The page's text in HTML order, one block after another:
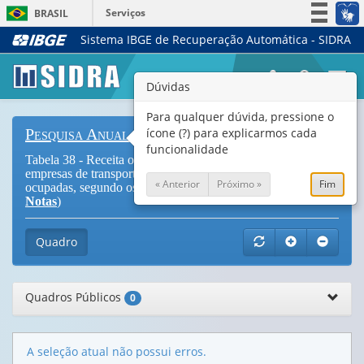
BRASIL
Serviços
Simplifique!
Legislação
Canais
Sistema IBGE de Recuperação Automática - SIDRA
Pesquisa Anual de Serviços
Tabela 38 - Receita operacional líquida e subvenções das
empresas de transporte aéreo com 20 ou mais pessoas
ocupadas, segundo os produtos/serviços prestados (
Notas)
Quadro
Quadros Públicos 0
A seleção atual não possui erros.
Dúvidas
Para qualquer dúvida, pressione o
ícone (?) para explicarmos cada
funcionalidade
« Anterior Próximo » Fim